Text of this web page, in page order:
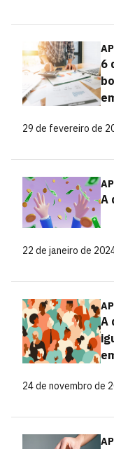
6
29 de fevereiro de
A
22 de janeiro de
A
24 de novembro de